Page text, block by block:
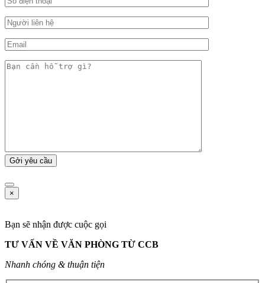
×
Bạn sẽ nhận được cuộc gọi
TƯ VẤN VỀ VĂN PHÒNG TỪ CCB
Nhanh chóng & thuận tiện